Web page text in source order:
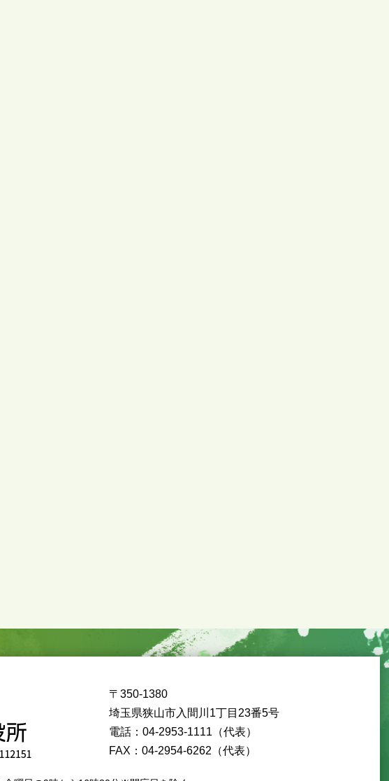
〒350-1380
埼玉県狭山市入間川1丁目23番5号
電話：04-2953-1111（代表）
FAX：04-2954-6262（代表）